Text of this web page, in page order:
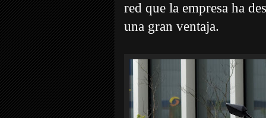
red que la empresa ha
una gran ventaja.